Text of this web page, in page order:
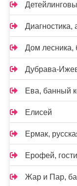
Диагностика,
Дом лесника,
Дубрава-
Ева, банный
Елисей
Ермак,
Ерофей,
Жар и Пар,